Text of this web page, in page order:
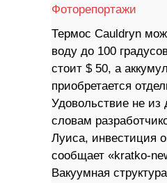
Фоторепортажи
Термос Cauldryn
воду до 100
стоит $ 50, а
приобретается
Удовольствие не
словам
Луиса, инвестиция
сообщает «kratko-
Вакуумная